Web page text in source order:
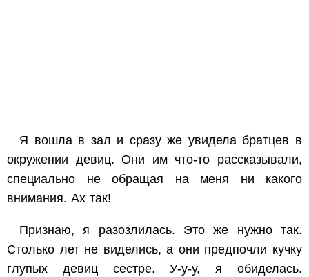
Я вошла в зал и сразу же увидела братцев в
окружении девиц. Они им что-то рассказывали,
специально не обращая на меня ни какого
внимания. Ах так!
Признаю, я разозлилась. Это же нужно так.
Столько лет не виделись, а они предпочли кучку
глупых девиц сестре. У-у-у, я обиделась.